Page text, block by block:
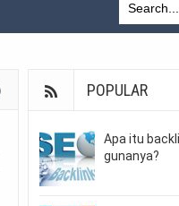
POPULAR
Apa itu
gunanya?